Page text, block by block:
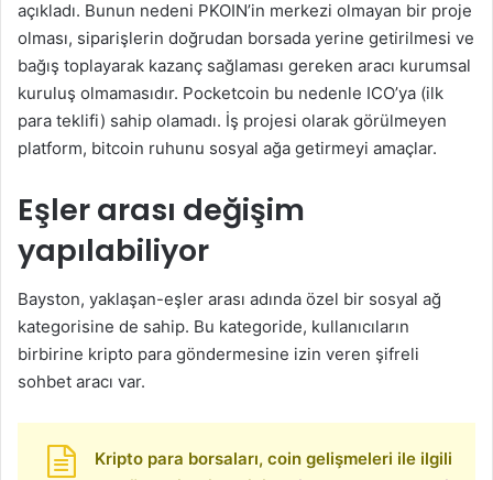
açıkladı. Bunun nedeni PKOIN’in merkezi olmayan bir proje
olması, siparişlerin doğrudan borsada yerine getirilmesi ve
bağış toplayarak kazanç sağlaması gereken aracı kurumsal
kuruluş olmamasıdır. Pocketcoin bu nedenle ICO’ya (ilk
para teklifi) sahip olamadı. İş projesi olarak görülmeyen
platform, bitcoin ruhunu sosyal ağa getirmeyi amaçlar.
Eşler arası değişim
yapılabiliyor
Bayston, yaklaşan-eşler arası adında özel bir sosyal ağ
kategorisine de sahip. Bu kategoride, kullanıcıların
birbirine kripto para göndermesine izin veren şifreli
sohbet aracı var.
Kripto para borsaları, coin gelişmeleri ile ilgili